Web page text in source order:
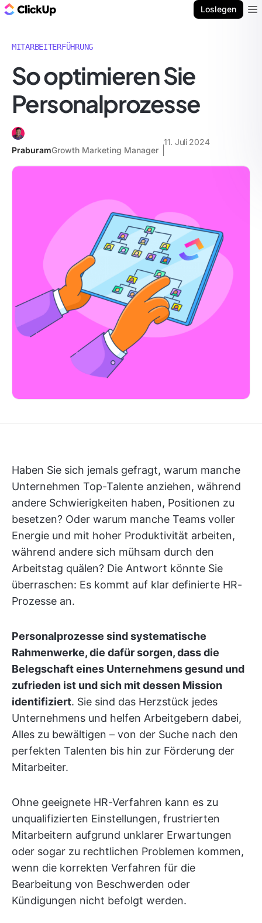
Loslegen
MITARBEITERFÜHRUNG
So optimieren Sie
Personalprozesse
PraburamGrowth Marketing Manager
11. Juli 2024
Haben Sie sich jemals gefragt, warum manche
Unternehmen Top-Talente anziehen, während
andere Schwierigkeiten haben, Positionen zu
besetzen? Oder warum manche Teams voller
Energie und mit hoher Produktivität arbeiten,
während andere sich mühsam durch den
Arbeitstag quälen? Die Antwort könnte Sie
überraschen: Es kommt auf klar definierte HR-
Prozesse an.
Personalprozesse sind systematische
Rahmenwerke, die dafür sorgen, dass die
Belegschaft eines Unternehmens gesund und
zufrieden ist und sich mit dessen Mission
identifiziert. Sie sind das Herzstück jedes
Unternehmens und helfen Arbeitgebern dabei,
Alles zu bewältigen – von der Suche nach den
perfekten Talenten bis hin zur Förderung der
Mitarbeiter.
Ohne geeignete HR-Verfahren kann es zu
unqualifizierten Einstellungen, frustrierten
Mitarbeitern aufgrund unklarer Erwartungen
oder sogar zu rechtlichen Problemen kommen,
wenn die korrekten Verfahren für die
Bearbeitung von Beschwerden oder
Kündigungen nicht befolgt werden.